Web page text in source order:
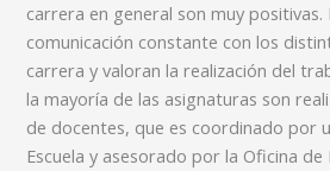
carrera en general son muy positivas.
comunicación constante con los
carrera y valoran la realización del
la mayoría de las asignaturas son
de docentes, que es coordinado por
Escuela y asesorado por la Oficina de